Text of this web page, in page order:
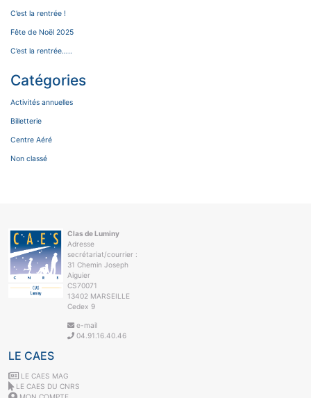
C’est la rentrée !
Fête de Noël 2025
C’est la rentrée…..
Catégories
Activités annuelles
Billetterie
Centre Aéré
Non classé
Clas de Luminy
Adresse
secrétariat/courrier :
31 Chemin Joseph
Aiguier
CS70071
13402 MARSEILLE
Cedex 9
e-mail
04.91.16.40.46
LE CAES
LE CAES MAG
LE CAES DU CNRS